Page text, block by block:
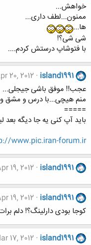
خواهش...
ممنون...لطف داری...
ها...
شی شی؟!
با فتوشاپ درستش کردم....
island1991
20, 2012
عجب!! موفق باشی جیجلی...
منم هیچی...با درس و مشق و
=====
باید آپ کنی یه جا دیگه بعد
www.pic.iran-forum.ir/
island1991
19, 2012
island1991
19, 2012
کوجا بودی دارلینگ؟! دلم
island1991
17, 2012